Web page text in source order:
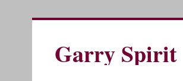
Перейти
Garry Spirit